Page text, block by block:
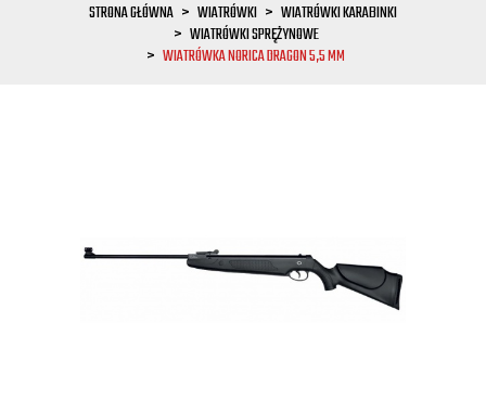
STRONA GŁÓWNA WIATRÓWKI
WIATRÓWKI KARABINKI
WIATRÓWKI SPRĘŻYNOWE
WIATRÓWKA NORICA DRAGON 5,5 MM